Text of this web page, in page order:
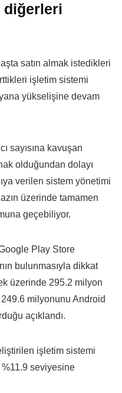
diğerleri
satın almak istedikleri
işletim sistemi
yükselişine devam
sayısına kavuşan
olduğundan dolayı
verilen sistem yönetimi
üzerinde tamamen
geçebiliyor.
Play Store
bulunmasıyla dikkat
üzerinde 295.2 milyon
249.6 milyonunu Android
açıklandı.
işletim sistemi
%11.9 seviyesine